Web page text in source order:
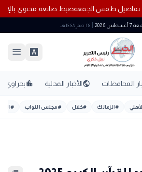
تفاصيل طقس الجمعةضبط صانعة محتوى
2026 ٢٤ صفر ١٤٤٨ هـ
font_download
menu
المحافظات publicالأخبار المحلية location_cityبحراوي
#الزمالك #خلال #مجلس النواب #